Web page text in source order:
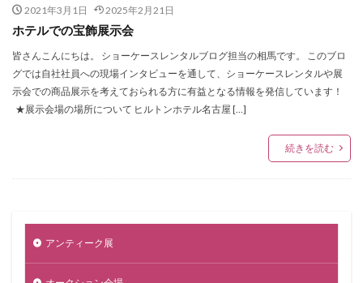
2021年3月1日 2025年2月21日
ホテルでの宝飾展示会
皆さんこんにちは。 ショーケースレンタルブログ担当の相馬です。 このブロ
グでは自社社員への現場インタビューを通して、ショーケースレンタルや展
示会での商品展示を考えておられる方に有益となる情報を発信しています！
★展示会場の場所について ヒルトンホテル名古屋 […]
続きを読む
アンティーク展